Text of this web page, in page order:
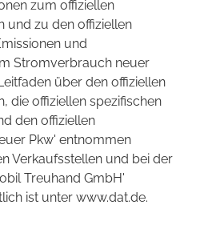
zum offiziellen
und zu den offiziellen
und
Stromverbrauch neuer
über den offiziellen
die offiziellen spezifischen
den offiziellen
Pkw' entnommen
Verkaufsstellen und bei der
Treuhand GmbH'
ist unter www.dat.de.